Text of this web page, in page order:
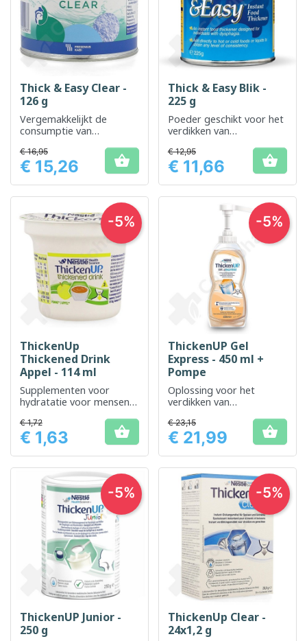
Thick & Easy Clear -
126 g
Vergemakkelijkt de
consumptie van
met slikproblemen
Prijs
€ 16,95
€ 15,26 
Thick & Easy Blik -
225 g
Poeder geschikt voor het
verdikken van
dranken
Prijs
€ 12,95
€ 11,66 
ThickenUp
Thickened Drink
Appel - 114 ml
Supplementen voor
hydratatie voor mensen
dysfagie/slikproblemen
Prijs
€ 1,72
€ 1,63 
-5%
ThickenUP Gel
Express - 450 ml +
Pompe
Oplossing voor het
verdikken van
aan de behoeften van
patiënten met
slikstoornissen
Prijs
€ 23,15
€ 21,99 
-5%
ThickenUP Junior -
250 g
-5%
ThickenUp Clear -
24x1,2 g
-5%